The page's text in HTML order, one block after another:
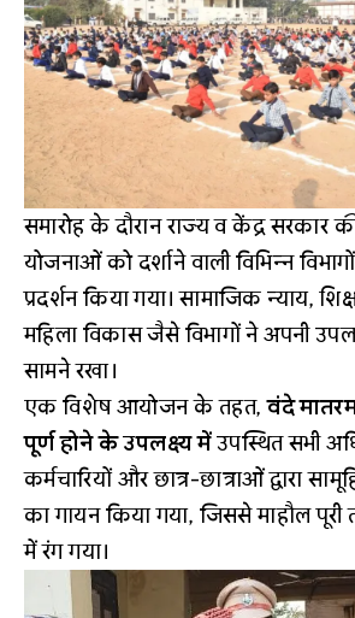
समारोह के दौरान राज्य व केंद्र सरकार
योजनाओं को दर्शाने वाली विभिन्न
प्रदर्शन किया गया। सामाजिक न्याय,
महिला विकास जैसे विभागों ने अपनी
सामने रखा।
एक विशेष आयोजन के तहत,वंदे
पूर्ण होने के उपलक्ष्य मेंउपस्थित सभी
कर्मचारियों और छात्र-छात्राओं द्वारा
का गायन किया गया, जिससे माहौल पूरी
में रंग गया।